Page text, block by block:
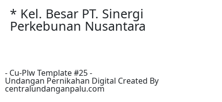
* Kel. Besar PT. Sinergi
Perkebunan Nusantara
- Cu-PlwTemplate #25 -
Undangan Pernikahan Digital Created By
centralundanganpalu.com